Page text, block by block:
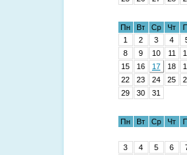
Пн
Вт Ср Чт
1
2 3 4
8
9 10 11
15
16 17 18
22
23 24 25
29
30 31
Пн Вт Ср Чт
3 4 5 6